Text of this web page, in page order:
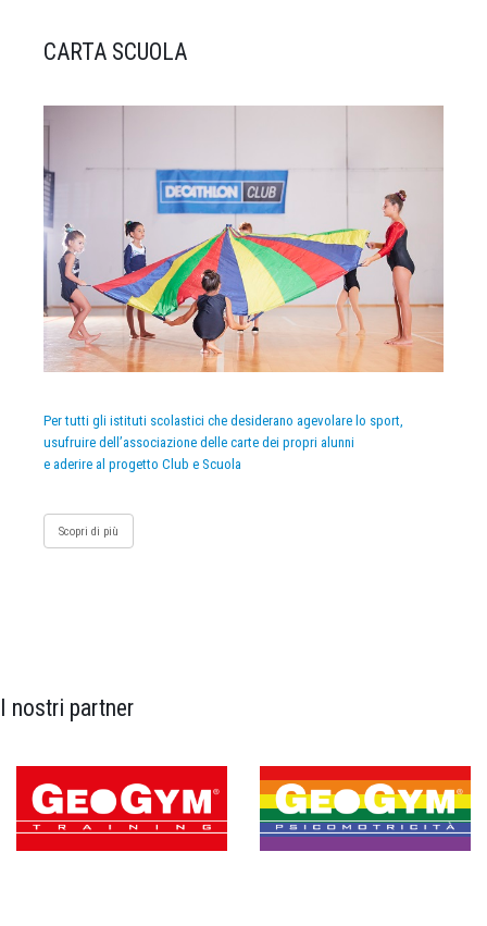
CARTA SCUOLA
Per tutti gli istituti scolastici che desiderano agevolare lo sport,
usufruire dell’associazione delle carte dei propri alunni
e aderire al progetto Club e Scuola
Scopri di più
I nostri partner